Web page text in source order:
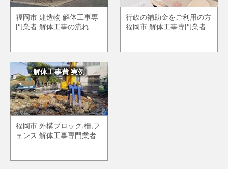
福岡市 建造物 解体工事専
門業者 解体工事の流れ
行政の補助金をご利用の方
福岡市 解体工事専門業者
解体工事費 実例
福岡市 外構ブロック,柵,フ
ェンス 解体工事専門業者